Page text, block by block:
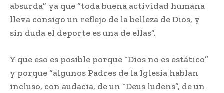
absurda” ya que “toda buena actividad humana
lleva consigo un reflejo de la belleza de Dios, y
sin duda el deporte es una de ellas”.
Y que eso es posible porque “Dios no es estático”
y porque “algunos Padres de la Iglesia hablan
incluso, con audacia, de un “Deus ludens”, de un